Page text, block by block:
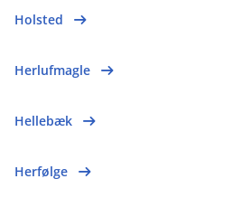
Holsted
Herlufmagle
Hellebæk
Herfølge